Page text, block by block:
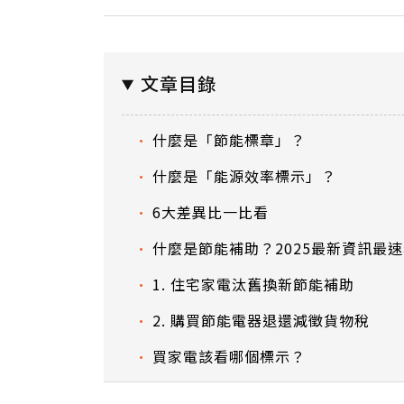
文章目錄
什麼是「節能標章」？
什麼是「能源效率標示」？
6大差異比一比看
什麼是節能補助？2025最新資訊最
1. 住宅家電汰舊換新節能補助
2. 購買節能電器退還減徵貨物稅
買家電該看哪個標示？